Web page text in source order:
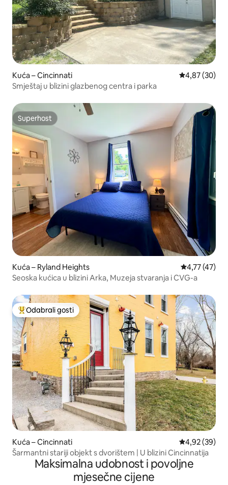
Kuća – Cincinnati Prosječna
4,87 (30)
Smještaj u blizini glazbenog centra i parka
Superhost
Superhost
Kuća – Ryland Heights Prosječna
4,77 (47)
Seoska kućica u blizini Arka, Muzeja stvaranja i CVG-a
Među najviše rangiranima s oznakom „Odabrali gosti”
Odabrali gosti
Kuća – Cincinnati Prosječna
4,92 (39)
Šarmantni stariji objekt s dvorištem | U blizini Cincinnatija
Maksimalna udobnost i povoljne
mjesečne cijene